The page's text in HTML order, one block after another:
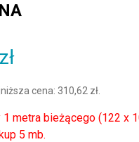
zł
cena: 310,62 zł.
metra bieżącego (122 x
5 mb.